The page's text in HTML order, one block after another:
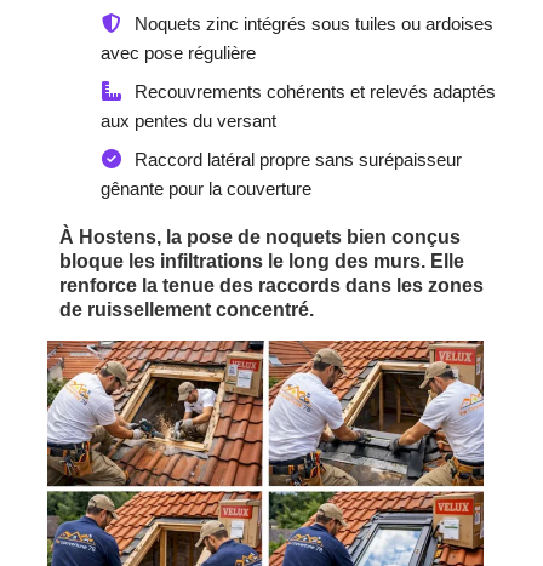
Noquets zinc intégrés sous tuiles ou ardoises
avec pose régulière
Recouvrements cohérents et relevés adaptés
aux pentes du versant
Raccord latéral propre sans surépaisseur
gênante pour la couverture
À Hostens, la pose de noquets bien conçus
bloque les infiltrations le long des murs. Elle
renforce la tenue des raccords dans les zones
de ruissellement concentré.